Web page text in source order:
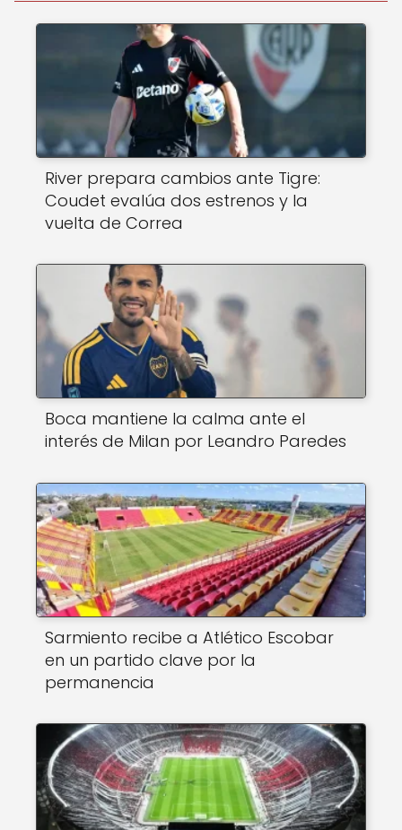
River prepara cambios ante Tigre:
Coudet evalúa dos estrenos y la
vuelta de Correa
Boca mantiene la calma ante el
interés de Milan por Leandro Paredes
Sarmiento recibe a Atlético Escobar
en un partido clave por la
permanencia